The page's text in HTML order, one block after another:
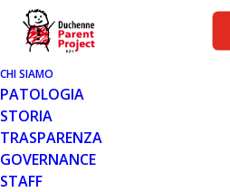
CHI SIAMO
PATOLOGIA
STORIA
TRASPARENZA
GOVERNANCE
STAFF